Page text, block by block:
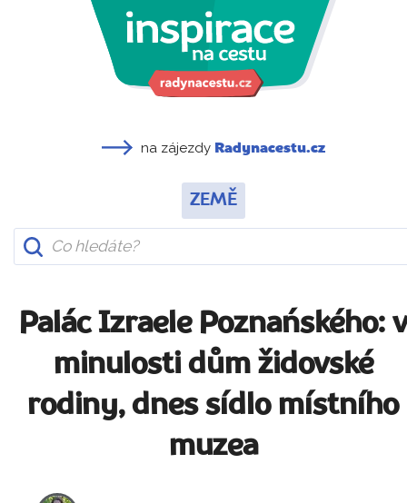
na zájezdy Radynacestu.cz
ZEMĚ
Palác Izraele Poznańského: v
minulosti dům židovské
rodiny, dnes sídlo místního
muzea